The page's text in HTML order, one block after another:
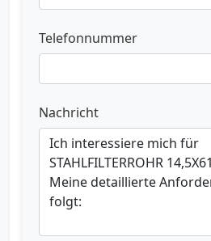
Telefonnummer
Nachricht